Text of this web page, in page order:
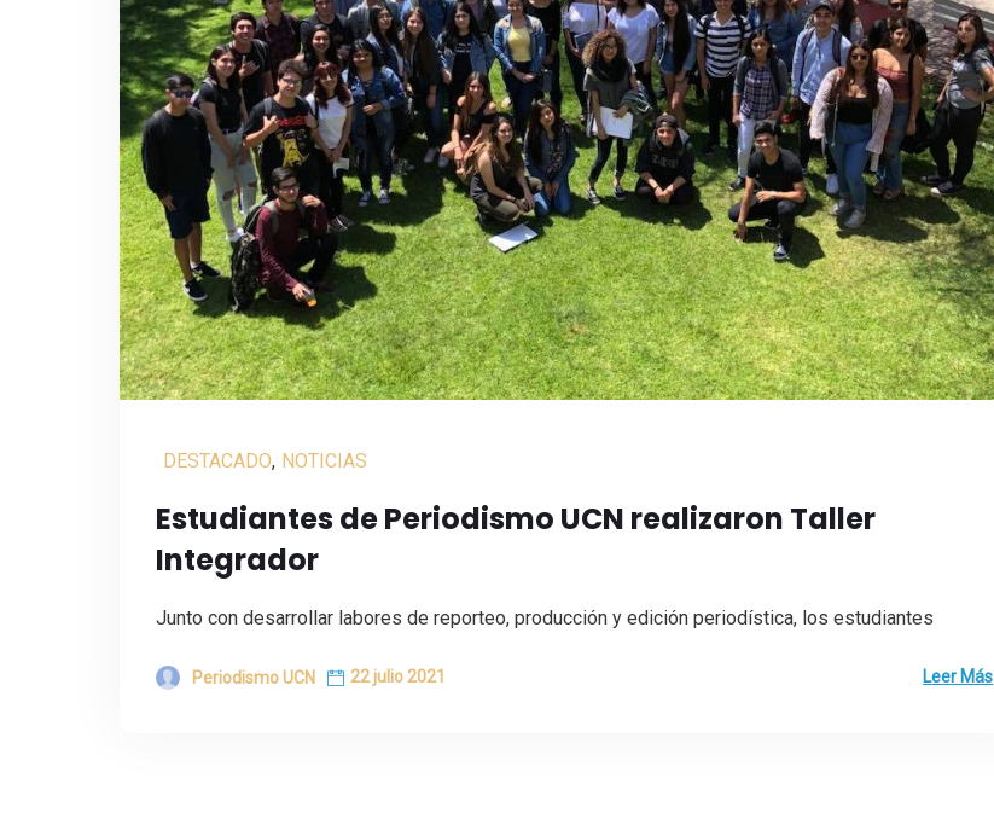
DESTACADO, NOTICIAS
Estudiantes de Periodismo UCN realizaron Taller
Integrador
Junto con desarrollar labores de reporteo, producción y edición periodística, los estudiantes
Periodismo UCN 22 julio 2021 Leer Más